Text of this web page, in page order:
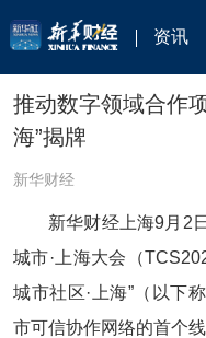
资讯
推动数字领域合作
海”揭牌
新华财经
新华财经上海9月2
城市·上海大会（
城市社区·上海”（以下
市可信协作网络的首个线